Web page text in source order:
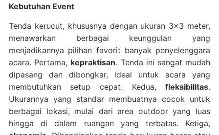
Kebutuhan Event
Tenda kerucut, khususnya dengan ukuran 3×3 meter,
menawarkan berbagai keunggulan yang
menjadikannya pilihan favorit banyak penyelenggara
acara. Pertama, kepraktisan. Tenda ini sangat mudah
dipasang dan dibongkar, ideal untuk acara yang
membutuhkan setup cepat. Kedua,fleksibilitas.
Ukurannya yang standar membuatnya cocok untuk
berbagai lokasi, mulai dari area outdoor yang luas
hingga di dalam ruangan yang terbatas. Ketiga,